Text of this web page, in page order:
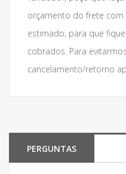
orçamento do frete
estimado, para que
cobrados. Para
cancelamento/retorno
PERGUNTAS